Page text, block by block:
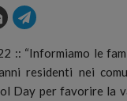
:: “Informiamo le
residenti nei
Day per favorire la